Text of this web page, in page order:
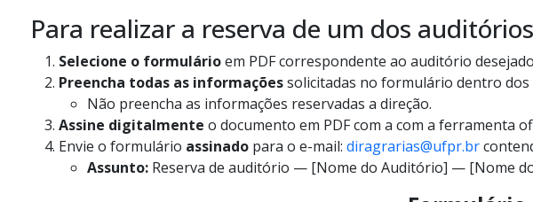
Para realizar a reserva de um dos
Selecione o formulárioem PDF correspondente ao auditório
Preencha todas as informaçõessolicitadas no formulário dentro
Não preencha as informações reservadas a direção.
Assine digitalmente o documento em PDF com a com a ferramenta
Envie o formulário assinado para o e-mail: diragrarias@ufpr.br
Assunto: Reserva de auditório — [Nome do Auditório] — [Nome